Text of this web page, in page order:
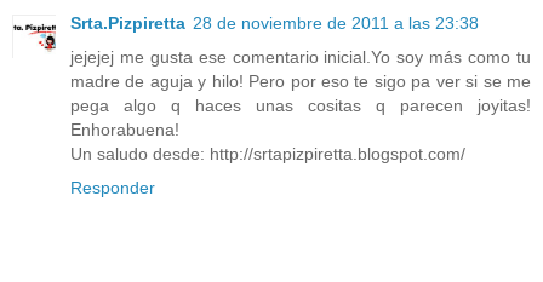
Srta.Pizpiretta 28 de noviembre de 2011 a las 23:38
jejejej me gusta ese comentario inicial.Yo soy más como tu
madre de aguja y hilo! Pero por eso te sigo pa ver si se me
pega algo q haces unas cositas q parecen joyitas!
Enhorabuena!
Un saludo desde: http://srtapizpiretta.blogspot.com/
Responder